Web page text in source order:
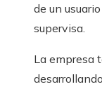
de un
supervisa.
La empresa